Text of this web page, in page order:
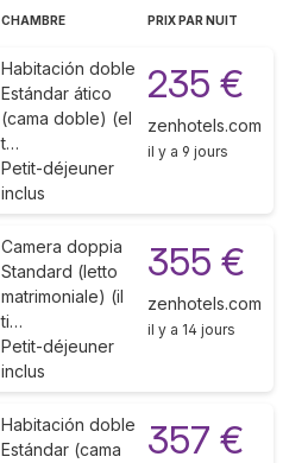
CHAMBRE PRIX PAR NUIT
Habitación doble
Estándar ático
(cama doble) (el
t…
Petit-déjeuner
inclus
235 €
zenhotels.com
il y a 9 jours
Camera doppia
Standard (letto
matrimoniale) (il
ti…
Petit-déjeuner
inclus
355 €
zenhotels.com
il y a 14 jours
Habitación doble
Estándar (cama
357 €